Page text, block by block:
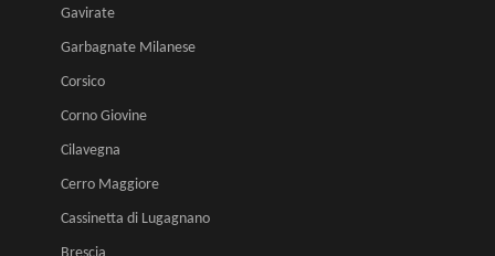
Gavirate
Garbagnate Milanese
Corsico
Corno Giovine
Cilavegna
Cerro Maggiore
Cassinetta di Lugagnano